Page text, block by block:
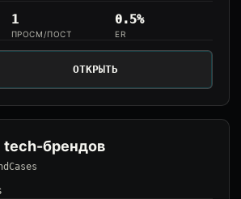
1
ПРОСМ/ПОСТ
0.5%
ER
ОТКРЫТЬ
брендов